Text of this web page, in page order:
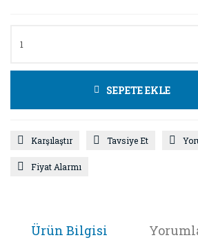
SEPETE EKLE
Karşılaştır Tavsiye Et
Fiyat Alarmı
Ürün Bilgisi